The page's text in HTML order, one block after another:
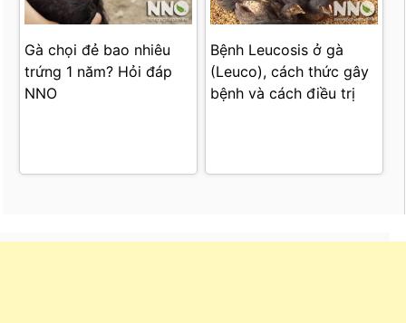
Gà chọi đẻ bao nhiêu
trứng 1 năm? Hỏi đáp
NNO
Bệnh Leucosis ở gà
(Leuco), cách thức gây
bệnh và cách điều trị